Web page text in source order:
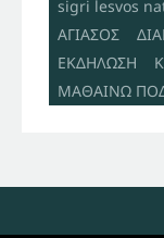
sigri lesvos
ΑΓΙΑΣΟΣ
ΕΚΔΗΛΩΣΗ
ΜΑΘΑΙΝΩ